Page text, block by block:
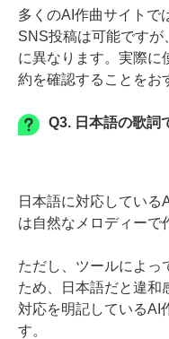
多くのAI作曲サイトで
SNS投稿は可能ですが
に異なります。実際に
約を確認することをお
Q3. 日本語の歌詞
日本語に対応している
は自然なメロディーで
ただし、ツールによっ
ため、日本語だと違和
対応を明記しているAI
す。